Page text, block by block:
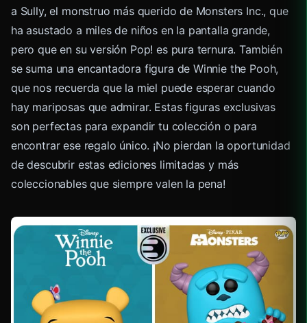
a Sully, el monstruo más querido de Monsters Inc., que
ha asustado a miles de niños en la pantalla grande,
pero que en su versión Pop! es pura ternura. También
se suma una encantadora figura de Winnie the Pooh,
que nos recuerda que la miel puede esperar cuando
hay mariposas que admirar. Estas figuras exclusivas
son perfectas para expandir tu colección o para
encontrar ese regalo único. ¡No pierdan la oportunidad
de descubrir estas ediciones limitadas y más
coleccionables que siempre valen la pena!